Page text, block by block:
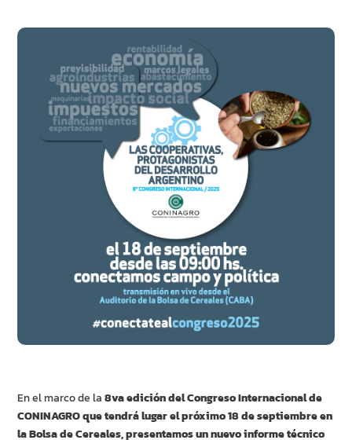
En el marco de la8va edición del Congreso Internacional de
CONINAGRO que tendrá lugar el próximo 18 de septiembre en
la Bolsa de Cereales, presentamos un nuevo informe técnico